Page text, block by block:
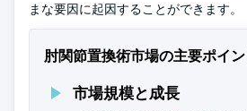
まな要因に起因することができます。
肘関節置換術市場の主要ポイン
市場規模と成長